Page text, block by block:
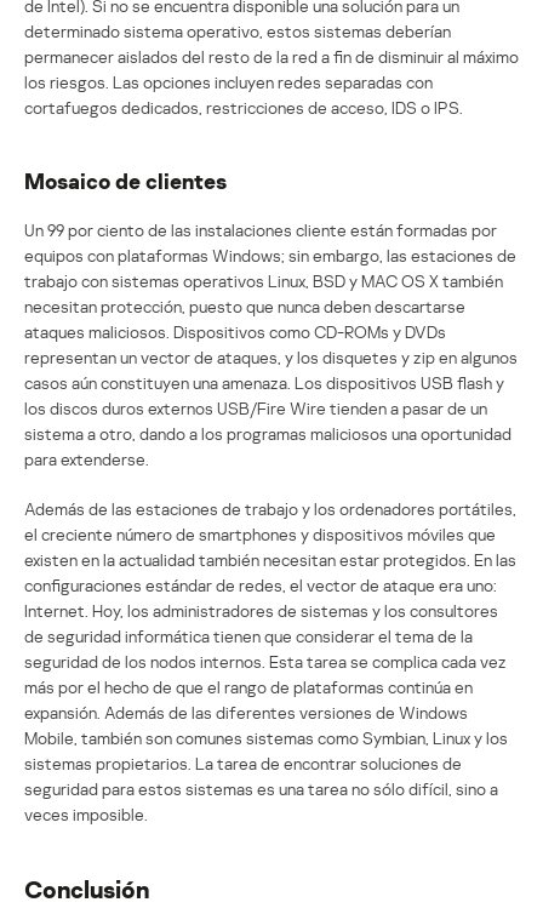
de Intel). Si no se encuentra disponible una solución para un
determinado sistema operativo, estos sistemas deberían
permanecer aislados del resto de la red a fin de disminuir al máximo
los riesgos. Las opciones incluyen redes separadas con
cortafuegos dedicados, restricciones de acceso, IDS o IPS.
Mosaico de clientes
Un 99 por ciento de las instalaciones cliente están formadas por
equipos con plataformas Windows; sin embargo, las estaciones de
trabajo con sistemas operativos Linux, BSD y MAC OS X también
necesitan protección, puesto que nunca deben descartarse
ataques maliciosos. Dispositivos como CD-ROMs y DVDs
representan un vector de ataques, y los disquetes y zip en algunos
casos aún constituyen una amenaza. Los dispositivos USB flash y
los discos duros externos USB/Fire Wire tienden a pasar de un
sistema a otro, dando a los programas maliciosos una oportunidad
para extenderse.
Además de las estaciones de trabajo y los ordenadores portátiles,
el creciente número de smartphones y dispositivos móviles que
existen en la actualidad también necesitan estar protegidos. En las
configuraciones estándar de redes, el vector de ataque era uno:
Internet. Hoy, los administradores de sistemas y los consultores
de seguridad informática tienen que considerar el tema de la
seguridad de los nodos internos. Esta tarea se complica cada vez
más por el hecho de que el rango de plataformas continúa en
expansión. Además de las diferentes versiones de Windows
Mobile, también son comunes sistemas como Symbian, Linux y los
sistemas propietarios. La tarea de encontrar soluciones de
seguridad para estos sistemas es una tarea no sólo difícil, sino a
veces imposible.
Conclusión